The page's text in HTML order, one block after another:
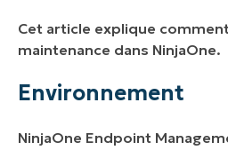
Ressources
Cet article explique
maintenance dans NinjaOne.
Environnement
NinjaOne Endpoint